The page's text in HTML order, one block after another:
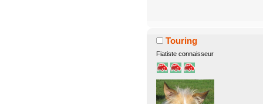
Touring
Fiatiste connaisseur